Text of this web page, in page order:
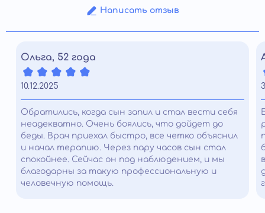
Написать отзыв
Ольга, 52 года
10.12.2025
Обратились, когда сын запил и стал вести себя
неадекватно. Очень боялись, что дойдет до
беды. Врач приехал быстро, все четко объяснил
и начал терапию. Через пару часов сын стал
спокойнее. Сейчас он под наблюдением, и мы
благодарны за такую профессиональную и
человечную помощь.